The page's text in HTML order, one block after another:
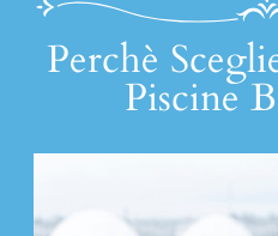
Perchè
Piscine